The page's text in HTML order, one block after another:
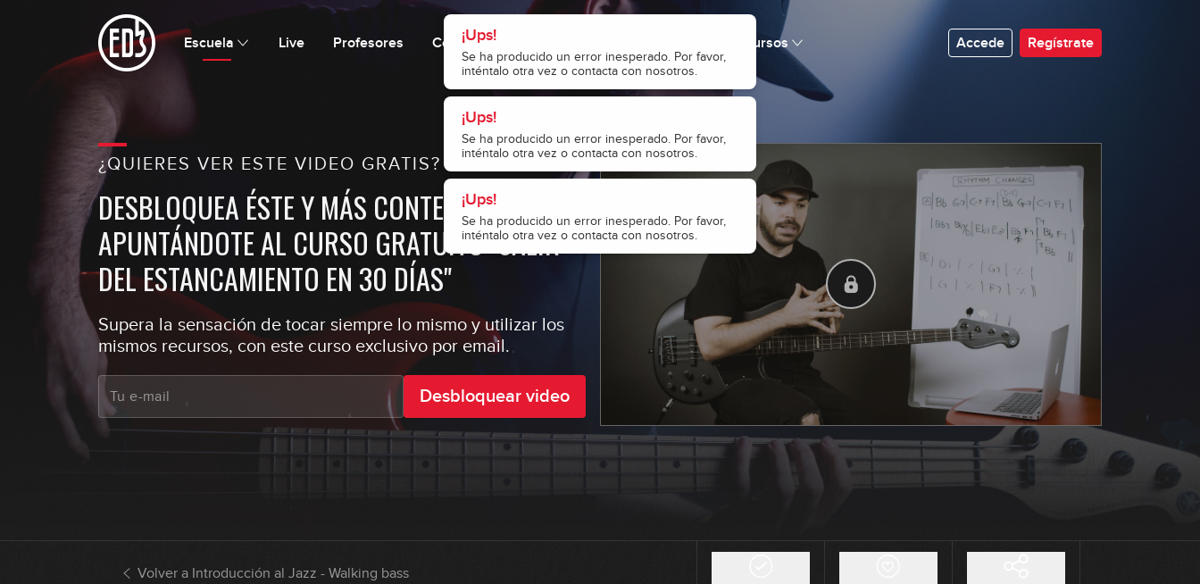
¡Ups!
Se ha producido un error inesperado. Por favor,
inténtalo otra vez o contacta con nosotros.
¡Ups!
Se ha producido un error inesperado. Por favor,
inténtalo otra vez o contacta con nosotros.
Escuela Live Profesores Cómo funciona Recursos Accede Regístrate
¿QUIERES VER ESTE VIDEO GRATIS?
DESBLOQUEA ÉSTE Y MÁS CONTENIDOS
APUNTÁNDOTE AL CURSO GRATUITO "SALIR
DEL ESTANCAMIENTO EN 30 DÍAS"
Supera la sensación de tocar siempre lo mismo y utilizar los
mismos recursos, con este curso exclusivo por email.
Desbloquear video
Volver a Introducción al Jazz - Walking bass
9
10
19:25
acordes m7
11
13:37
Construyendo líneas Walking en
acordes 7
12
18:04
Construyendo líneas Walking
sobre 2-5-1 mayores
13
18:25
Construyendo líneas Walking
sobre 2-5-1 menores
El Jazz Blues